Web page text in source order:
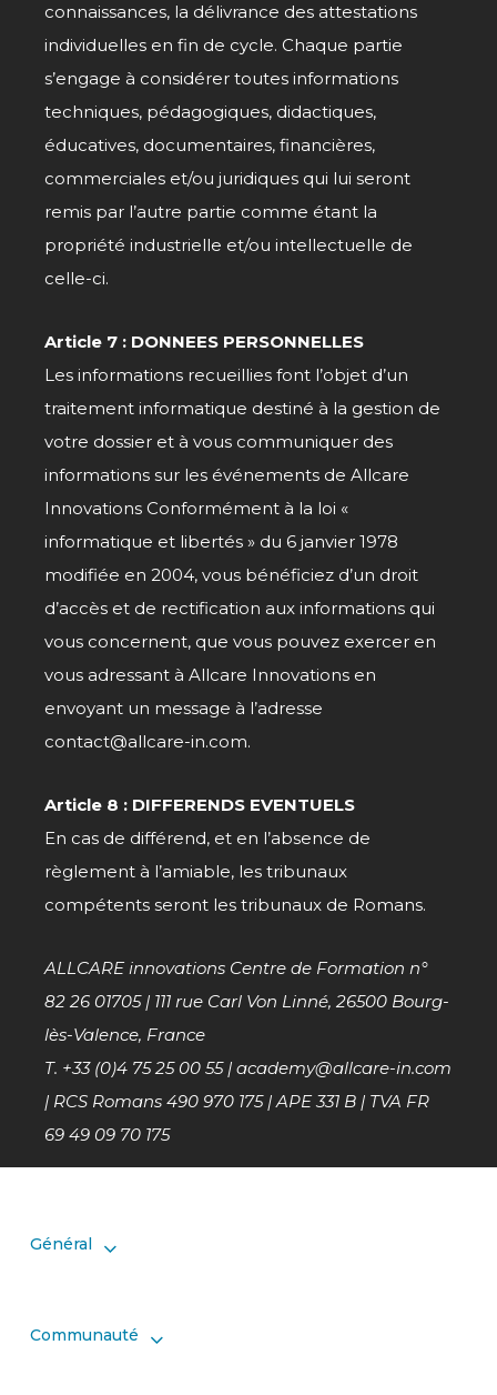
connaissances, la délivrance des attestations
individuelles en fin de cycle. Chaque partie
s’engage à considérer toutes informations
techniques, pédagogiques, didactiques,
éducatives, documentaires, financières,
commerciales et/ou juridiques qui lui seront
remis par l’autre partie comme étant la
propriété industrielle et/ou intellectuelle de
celle-ci.
Article 7 : DONNEES PERSONNELLES
Lesinformations recueillies font l’objet d’un
traitement informatique destiné à la gestion de
votre dossier et à vous communiquer des
informations sur les événements de Allcare
Innovations Conformément à la loi «
informatique et libertés» du 6 janvier 1978
modifiée en 2004, vous bénéficiez d’un droit
d’accès et de rectification aux informations qui
vous concernent, que vous pouvez exercer en
vous adressant à Allcare Innovations en
envoyant un message à l’adresse
contact@allcare-in.com.
Article 8 : DIFFERENDS EVENTUELS
En cas de différend, et en l’absence de
règlement à l’amiable, les tribunaux
compétents seront les tribunaux de Romans.
ALLCARE innovations Centre de Formation n°
82 26 01705 | 111 rue Carl Von Linné, 26500 Bourg-
lès-Valence, France
T. +33 (0)4 75 25 00 55 |academy@allcare-in.com
| RCS Romans 490 970 175 | APE 331 B | TVA FR
69 49 09 70 175
Général
Communauté